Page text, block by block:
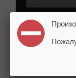
Создать лид-